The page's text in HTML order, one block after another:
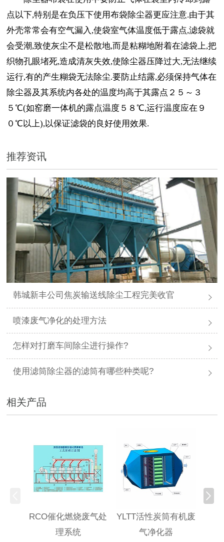
点以下,特别是在负压下使用布袋除尘器更应注意.由于其
外壳常常会有空气漏入,使袋室气体温度低于露点,滤袋就
会受潮,致使灰尘不是松散地,而是粘糊地附着在滤袋上,把
织物孔眼堵死,造成清灰失效,使除尘器压降过大,无法继续
运行,有的产生糊袋无法除尘.要防止结露,必须保持气体在
除尘器及其系统内各处的温度均高于其露点２５～３
５℃(如窑磨一体机的露点温度５８℃,运行温度应在９
０℃以上),以保证滤袋的良好使用效果.
推荐资讯
韩城新丰公司焦炭输送线除尘工程完美收官
喷漆废气净化的处理方法
怎样对打磨车间除尘进行操作?
使用滤筒除尘器的滤筒有哪些种类呢?
相关产品
RCO催化燃烧废气处
理系统
YLTT活性炭筒有机废
气净化器